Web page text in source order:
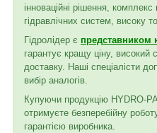
інноваційні рішення,
гідравлічних систем, високу
Гідролідер є представником
гарантує кращу ціну, високий
доставку. Наші спеціалісти
вибір аналогів.
Купуючи продукцію HYDRO-
отримуєте безперебійну
гарантією виробника.